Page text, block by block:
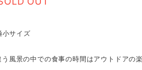
小サイズ
風景の中での食事の時間はアウトドアの楽